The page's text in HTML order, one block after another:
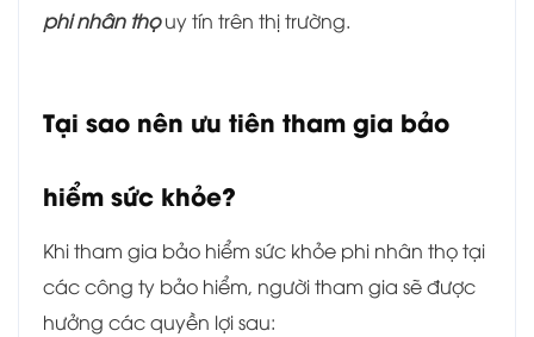
phi nhân thọuy tín trên thị trường.
Tại sao nên ưu tiên tham gia bảo
hiểm sức khỏe?
Khi tham gia bảo hiểm sức khỏe phi nhân thọ tại
các công ty bảo hiểm, người tham gia sẽ được
hưởng các quyền lợi sau: